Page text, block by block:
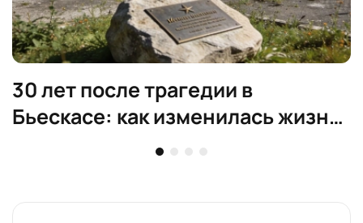
30 лет после трагедии в
Бьескасе: как изменилась жизнь